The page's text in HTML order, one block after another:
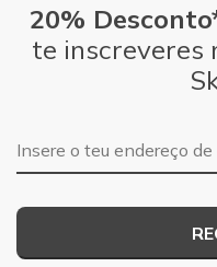
20%
te inscreveres
Endereço de e-mail